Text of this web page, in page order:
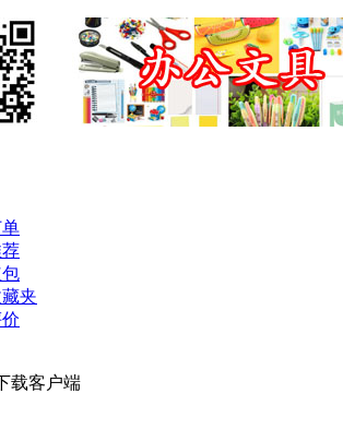
夹
载客户端